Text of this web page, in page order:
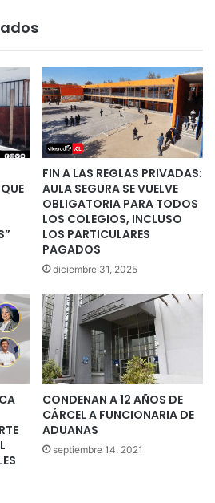
FIN A LAS REGLAS PRIVADAS:
AULA SEGURA SE VUELVE
OBLIGATORIA PARA TODOS
LOS COLEGIOS, INCLUSO
LOS PARTICULARES
PAGADOS
diciembre 31, 2025
CONDENAN A 12 AÑOS DE
CÁRCEL A FUNCIONARIA DE
ADUANAS
septiembre 14, 2021